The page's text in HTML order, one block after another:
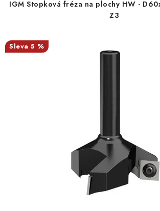
IGM Stopková fréza na plochy HW -
Z3
5 %